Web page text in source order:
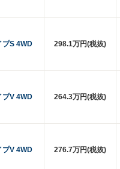
プS 4WD 298.1万円(税抜)
プV 4WD 264.3万円(税抜)
プV 4WD 276.7万円(税抜)